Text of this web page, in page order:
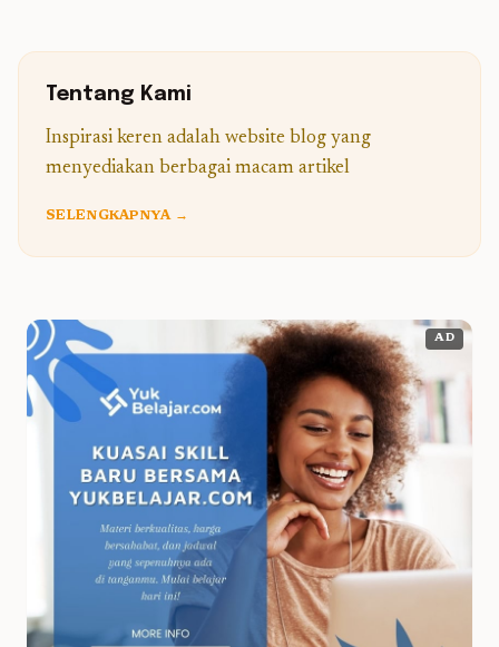
Tentang Kami
Inspirasi keren adalah website blog yang
menyediakan berbagai macam artikel
SELENGKAPNYA →
AD